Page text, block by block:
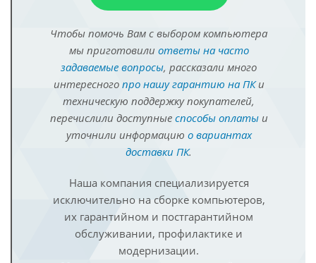
Чтобы помочь Вам с выбором компьютера
мы приготовили ответы на часто
задаваемые вопросы, рассказали много
интересного про нашу гарантию на ПКи
техническую поддержку покупателей,
перечислили доступные способы оплатыи
уточнили информацию о вариантах
доставки ПК.
Наша компания специализируется
исключительно на сборке компьютеров,
их гарантийном и постгарантийном
обслуживании, профилактике и
модернизации.